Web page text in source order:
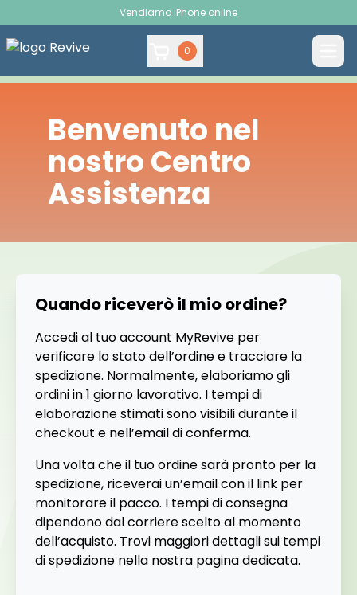
Vendiamo iPhone online
0
Benvenuto nel
nostro Centro
Assistenza
Quando riceverò il mio ordine?
Accedi al tuo account MyRevive per
verificare lo stato dell’ordine e tracciare la
spedizione. Normalmente, elaboriamo gli
ordini in 1 giorno lavorativo. I tempi di
elaborazione stimati sono visibili durante il
checkout e nell’email di conferma.
Una volta che il tuo ordine sarà pronto per la
spedizione, riceverai un’email con il link per
monitorare il pacco. I tempi di consegna
dipendono dal corriere scelto al momento
dell’acquisto. Trovi maggiori dettagli sui tempi
di spedizione nella nostra pagina dedicata.